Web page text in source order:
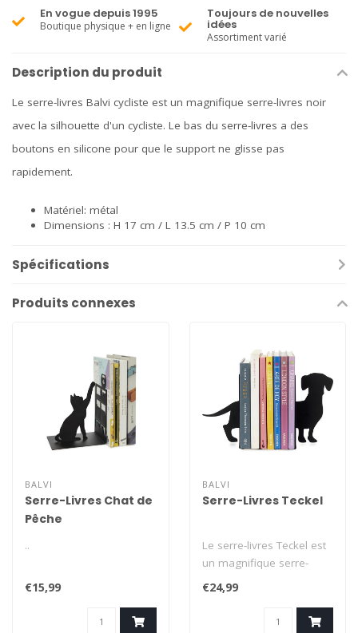
En vogue depuis 1995
Boutique physique + en ligne
Toujours de nouvelles
idées
Assortiment varié
Description du produit
Le serre-livres Balvi cycliste est un magnifique serre-livres noir
avec la silhouette d'un cycliste. Le bas du serre-livres a des
boutons en silicone pour que le support ne glisse pas
rapidement.
Matériel: métal
Dimensions : H 17 cm / L 13.5 cm / P 10 cm
Spécifications
Produits connexes
BALVI
Serre-Livres Chat de
Pêche
..
€15,99
BALVI
Serre-Livres Teckel
Le serre-livres Teckel est
un magnifique serre-
livres noir avec la
silhouette d'..
€24,99